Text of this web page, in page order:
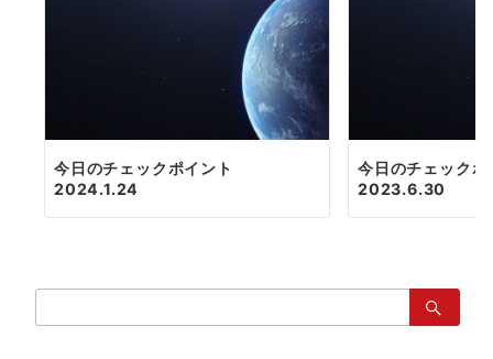
今日のチェックポイント
2024.1.24
今日のチェックポ
2023.6.30
索：